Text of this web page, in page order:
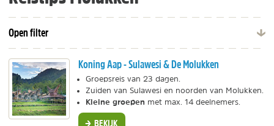
Open filter
Koning Aap - Sulawesi & De Molukken
Groepsreis van 23 dagen.
Zuiden van Sulawesi en noorden van Molukken.
Kleine groepen met max. 14 deelnemers.
BEKIJK